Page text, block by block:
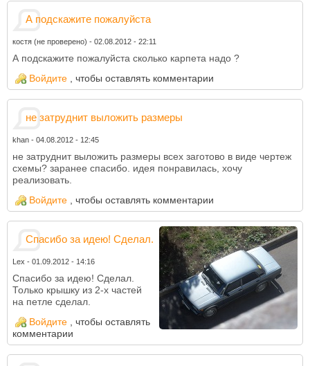
А подскажите пожалуйста
костя (не проверено) - 02.08.2012 - 22:11
А подскажите пожалуйста сколько карпета надо ?
Войдите
, чтобы оставлять комментарии
не затруднит выложить размеры
khan- 04.08.2012 - 12:45
не затруднит выложить размеры всех заготово в виде чертеж
схемы? заранее спасибо. идея понравилась, хочу
реализовать.
Войдите
, чтобы оставлять комментарии
Спасибо за идею! Сделал.
Lex - 01.09.2012 - 14:16
Спасибо за идею! Сделал.
Только крышку из 2-х частей
на петле сделал.
Войдите
, чтобы оставлять
комментарии